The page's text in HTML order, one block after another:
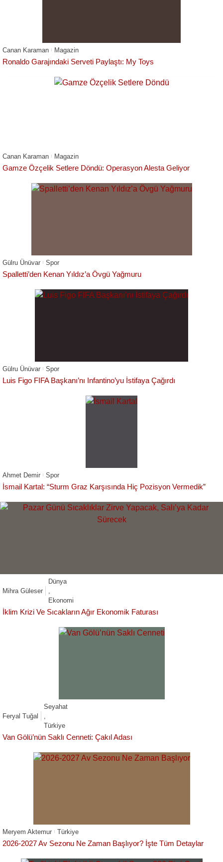
Canan Karaman Magazin
Ronaldo Garajındaki Serveti Paylaştı: My Toys
Canan Karaman Magazin
Gamze Özçelik Setlere Döndü: Operasyon Alesta Geliyor
Gülru Ünüvar Spor
Spalletti’den Kenan Yıldız’a Övgü Yağmuru
Gülru Ünüvar Spor
Luis Figo FIFA Başkanı’nı Infantino’yu İstifaya Çağırdı
Ahmet Demir Spor
İsmail Kartal: “Sturm Graz Karşısında Hiç Pozisyon Vermedik”
Mihra Güleser
Dünya
Ekonomi
İklim Krizi Ve Sıcakların Ağır Ekonomik Faturası
Feryal Tuğal
Seyahat
Türkiye
Van Gölü’nün Saklı Cenneti: Çakıl Adası
Meryem Aktemur Türkiye
2026-2027 Av Sezonu Ne Zaman Başlıyor? İşte Tüm Detaylar